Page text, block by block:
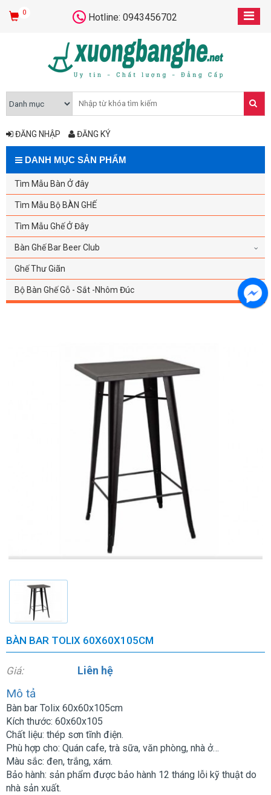
0 Hotline: 0943456702
ĐĂNG NHẬP ĐĂNG KÝ
DANH MỤC SẢN PHẨM
Tìm Mẫu Bàn Ở đây
Tìm Mẫu Bộ BÀN GHẾ
Tìm Mẫu Ghế Ở Đây
Bàn Ghế Bar Beer Club
Ghế Thư Giãn
Bộ Bàn Ghế Gỗ - Sắt -Nhôm Đúc
BÀN BAR TOLIX 60X60X105CM
Giá: Liên hệ
Mô tả
Bàn bar Tolix 60x60x105cm
Kích thước: 60x60x105
Chất liệu: thép sơn tĩnh điện.
Phù hợp cho: Quán cafe, trà sữa, văn phòng, nhà ở…
Màu sắc: đen, trắng, xám.
Bảo hành: sản phẩm được bảo hành 12 tháng lỗi kỹ thuật do
nhà sản xuất.